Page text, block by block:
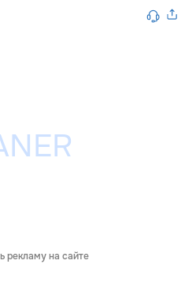
рекламу на сайте